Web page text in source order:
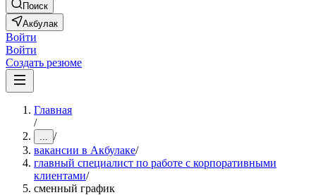
Поиск
Акбулак
Войти
Войти
Создать резюме
Главная
/
... /
вакансии в Акбулаке/
главный специалист по работе с корпоративными
клиентами/
сменный график